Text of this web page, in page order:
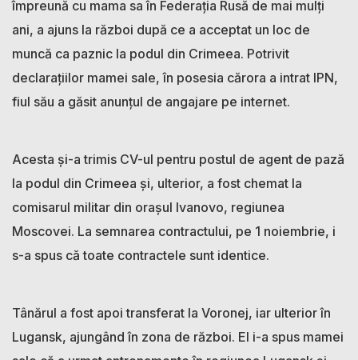
împreună cu mama sa în Federația Rusă de mai mulți
ani, a ajuns la război după ce a acceptat un loc de
muncă ca paznic la podul din Crimeea. Potrivit
declarațiilor mamei sale, în posesia cărora a intrat IPN,
fiul său a găsit anunțul de angajare pe internet.
Acesta și-a trimis CV-ul pentru postul de agent de pază
la podul din Crimeea și, ulterior, a fost chemat la
comisarul militar din orașul Ivanovo, regiunea
Moscovei. La semnarea contractului, pe 1 noiembrie, i
s-a spus că toate contractele sunt identice.
Tânărul a fost apoi transferat la Voronej, iar ulterior în
Lugansk, ajungând în zona de război. El i-a spus mamei